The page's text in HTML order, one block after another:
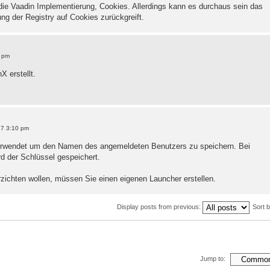
Vaadin Implementierung, Cookies. Allerdings kann es durchaus sein das
der Registry auf Cookies zurückgreift.
erstellt.
3:10 pm
um den Namen des angemeldeten Benutzers zu speichern. Bei
der Schlüssel gespeichert.
wollen, müssen Sie einen eigenen Launcher erstellen.
Display posts from previous: Sort
Jump to: